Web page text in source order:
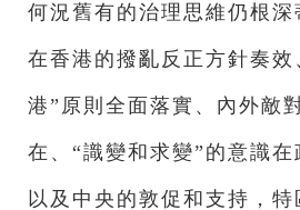
何況舊有的治理思維仍根深
在香港的撥亂反正方針奏效
港”原則全面落實、內外敵
在、“識變和求變”的意識
以及中央的敦促和支持，